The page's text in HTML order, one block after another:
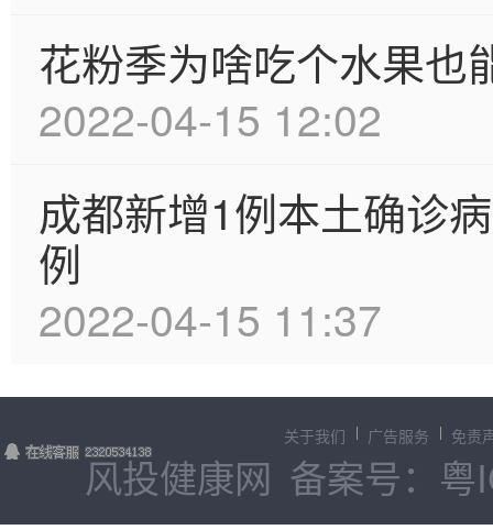
花粉季为啥吃个水果也
2022-04-15 12:02
成都新增1例本土确诊
例
2022-04-15 11:37
关于我们 广告服务 免责
风投健康网 备案号：粤